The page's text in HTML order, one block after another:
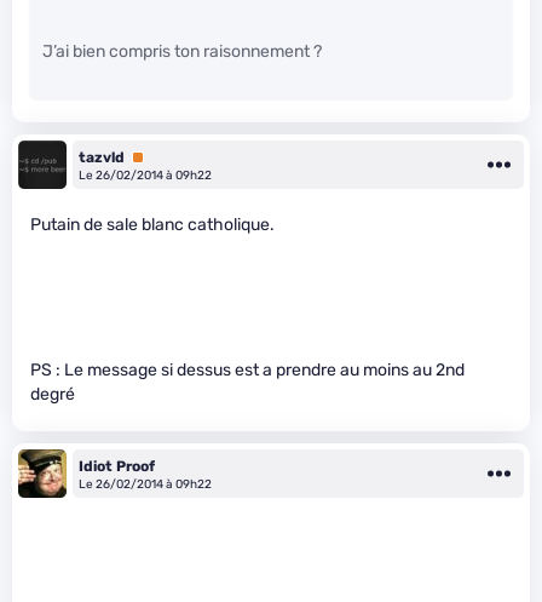
J’ai bien compris ton raisonnement ?
tazvld
Premium
Le 26/02/2014 à 09h22
Putain de sale blanc catholique.
PS : Le message si dessus est a prendre au moins au 2nd
degré
Idiot Proof
Le 26/02/2014 à 09h22